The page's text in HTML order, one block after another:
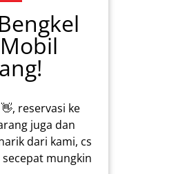
reservasi ke
juga dan
dari kami, cs
mungkin